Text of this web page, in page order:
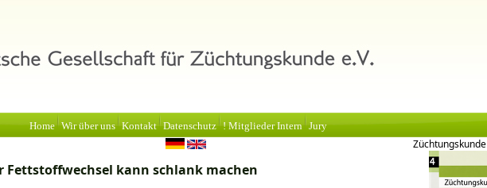
Home Wir über uns Kontakt Datenschutz ! Mitglieder Intern Jury
Fettstoffwechsel kann schlank machen
Züchtungskunde